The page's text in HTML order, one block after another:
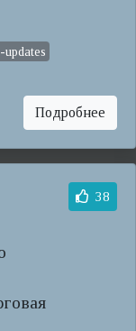
Подробнее
38